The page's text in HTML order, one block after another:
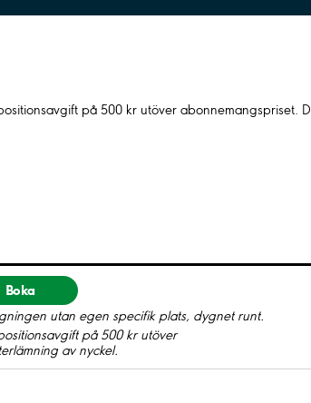
på 500 kr utöver abonnemangspriset.
Boka
utan egen specifik plats, dygnet runt.
på 500 kr utöver
av nyckel.